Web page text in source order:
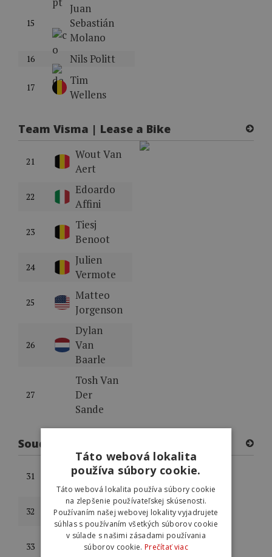
15
Juan
Sebastián
Molano
16 Nils Politt
17
Tim
Wellens
Team Visma | Lease a Bike
21
Wout Van
Aert
22
Edoardo
Affini
23
Tiesj
Benoot
24
Julien
Vermote
25
Matteo
Jorgenson
26
Dylan
Van
Baarle
27
Tosh Van
Der
Sande
Soudal Quick-Step
31
Luke
Lamperti
32
Louis
Vervaeke
33
Gil
Gelders
Táto webová lokalita
používa súbory cookie.
Táto webová lokalita používa súbory cookie
na zlepšenie používateľskej skúsenosti.
Používaním našej webovej lokality vyjadrujete
súhlas s používaním všetkých súborov cookie
v súlade s našimi zásadami používania
súborov cookie. Prečítať viac